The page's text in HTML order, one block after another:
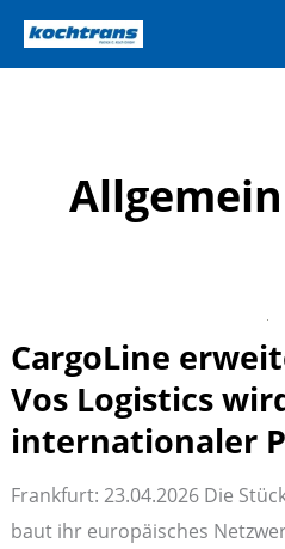
Zum
Inhalt
Allgemein
CargoLine
Vos Logistics
internationaler
Frankfurt: 23.04.2026 Die
baut ihr europäisches